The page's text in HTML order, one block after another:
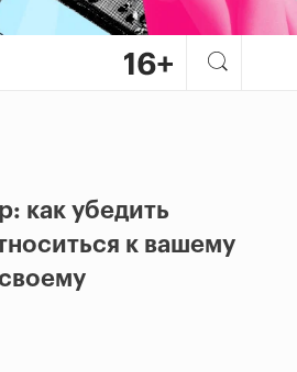
как убедить
к вашему